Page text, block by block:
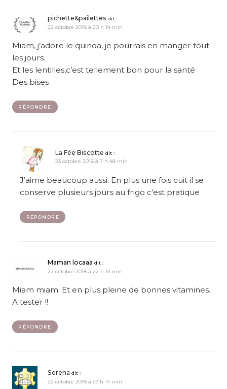
pichette&pailettes dit :
22 octobre 2018 à 20 h 14 min
Miam, j’adore le quinoa, je pourrais en manger tout
les jours.
Et les lentilles,c’est tellement bon pour la santé
Des bises
RÉPONDRE
La Fée Biscotte dit :
23 octobre 2018 à 7 h 48 min
J’aime beaucoup aussi. En plus une fois cuit il se
conserve plusieurs jours au frigo c’est pratique
RÉPONDRE
Maman locaaa dit :
22 octobre 2018 à 22 h 33 min
Miam miam. Et en plus pleine de bonnes vitamines.
A tester !!
RÉPONDRE
Serena dit :
22 octobre 2018 à 23 h 14 min